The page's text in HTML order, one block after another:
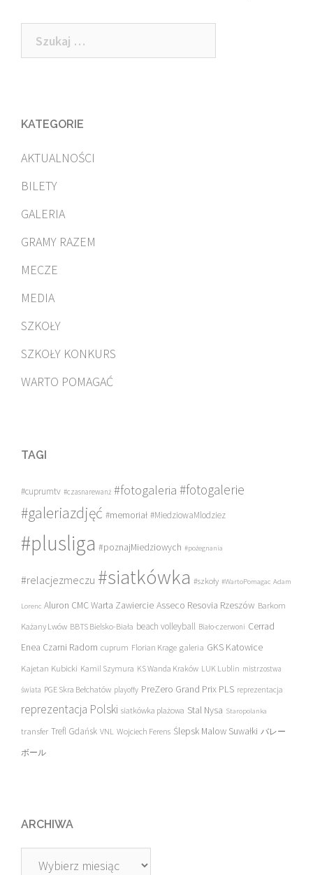
Szukaj:
KATEGORIE
AKTUALNOŚCI
BILETY
GALERIA
GRAMY RAZEM
MECZE
MEDIA
SZKOŁY
SZKOŁY KONKURS
WARTO POMAGAĆ
TAGI
#cuprumtv #czasnarewanż #fotogaleria #fotogalerie
#galeriazdjęć #memoriał #MiedziowaMlodziez
#plusliga #poznajMiedziowych #pożegnania
#relacjezmeczu #siatkówka #szkoły #WartoPomagac Adam
Lorenc Aluron CMC Warta Zawiercie Asseco Resovia Rzeszów Barkom
Każany Lwów BBTS Bielsko-Biała beach volleyball Biało-czerwoni Cerrad
Enea Czarni Radom cuprum Florian Krage galeria GKS Katowice
Kajetan Kubicki Kamil Szymura KS Wanda Kraków LUK Lublin mistrzostwa
świata PGE Skra Bełchatów playoffy PreZero Grand Prix PLS reprezentacja
reprezentacja Polski siatkówka plażowa Stal Nysa Staropolanka
transfer Trefl Gdańsk VNL Wojciech Ferens Ślepsk Malow Suwałki バレー
ボール
ARCHIWA
Archiwa